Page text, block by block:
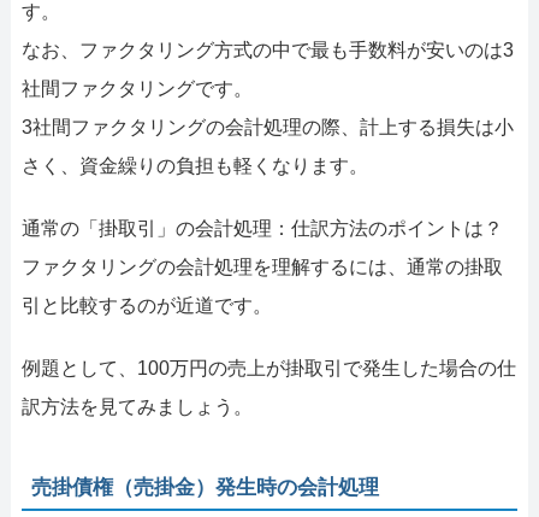
す。
なお、ファクタリング方式の中で最も手数料が安いのは3
社間ファクタリングです。
3社間ファクタリングの会計処理の際、計上する損失は小
さく、資金繰りの負担も軽くなります。
通常の「掛取引」の会計処理：仕訳方法のポイントは？
ファクタリングの会計処理を理解するには、通常の掛取
引と比較するのが近道です。
例題として、100万円の売上が掛取引で発生した場合の仕
訳方法を見てみましょう。
売掛債権（売掛金）発生時の会計処理